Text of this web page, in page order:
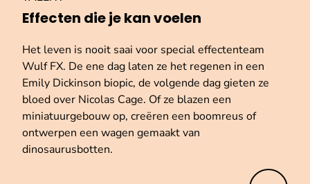
Effecten die je kan voelen
Het leven is nooit saai voor special effectenteam
Wulf FX. De ene dag laten ze het regenen in een
Emily Dickinson biopic, de volgende dag gieten ze
bloed over Nicolas Cage. Of ze blazen een
miniatuurgebouw op, creëren een boomreus of
ontwerpen een wagen gemaakt van
dinosaurusbotten.